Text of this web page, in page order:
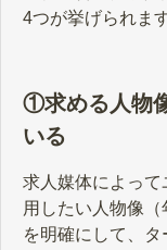
4つが挙げられます
①求める人物
いる
求人媒体によっ
用したい人物像（
を明確にして、